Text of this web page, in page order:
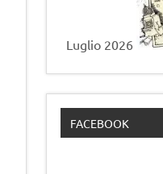
Luglio 2026
FACEBOOK